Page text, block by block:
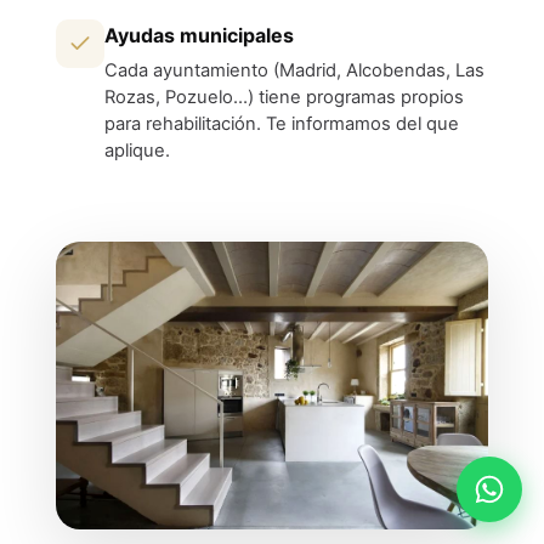
Ayudas municipales
Cada ayuntamiento (Madrid, Alcobendas, Las
Rozas, Pozuelo…) tiene programas propios
para rehabilitación. Te informamos del que
aplique.